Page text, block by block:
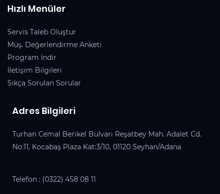
Hızlı Menüler
Servis Taleb Oluştur
Müş. Değerlendirme Anketi
Program İndir
İletişim Bilgileri
Sıkça Sorulan Sorular
Adres Bilgileri
Turhan Cemal Berikel Bulvarı Reşatbey Mah. Adalet Cd.
No:11, Kocabaş Plaza Kat:3/10, 01120 Seyhan/Adana
Telefon : (0322) 458 08 11